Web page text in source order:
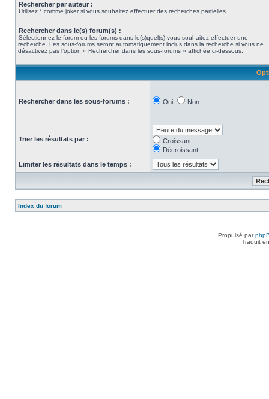
Rechercher par auteur :
Utilisez * comme joker si vous souhaitez effectuer des recherches partielles.
Rechercher dans le(s) forum(s) :
Sélectionnez le forum ou les forums dans le(s)quel(s) vous souhaitez effectuer une
recherche. Les sous-forums seront automatiquement inclus dans la recherche si vous ne
désactivez pas l’option « Rechercher dans les sous-forums » affichée ci-dessous.
Rechercher dans les sous-forums : Oui Non
Trier les résultats par :
Croissant
Décroissant
Limiter les résultats dans le temps :
Index du forum
Propulsé par
Traduit